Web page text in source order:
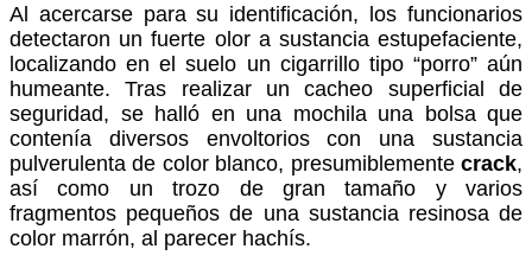
Al acercarse para su identificación, los funcionarios
detectaron un fuerte olor a sustancia estupefaciente,
localizando en el suelo un cigarrillo tipo “porro” aún
humeante. Tras realizar un cacheo superficial de
seguridad, se halló en una mochila una bolsa que
contenía diversos envoltorios con una sustancia
pulverulenta de color blanco, presumiblemente crack,
así como un trozo de gran tamaño y varios
fragmentos pequeños de una sustancia resinosa de
color marrón, al parecer hachís.